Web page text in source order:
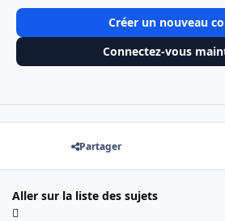
Créer un nouveau
Connectez-vous
Partager
Aller sur la liste des sujets